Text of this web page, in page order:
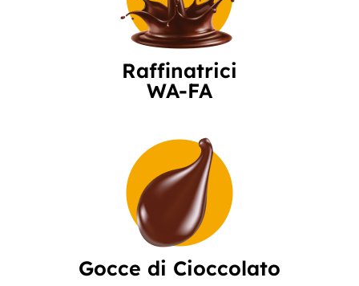
Raffinatrici
WA-FA
Gocce di Cioccolato